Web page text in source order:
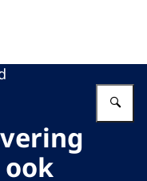
Emissieautoriteit
ook